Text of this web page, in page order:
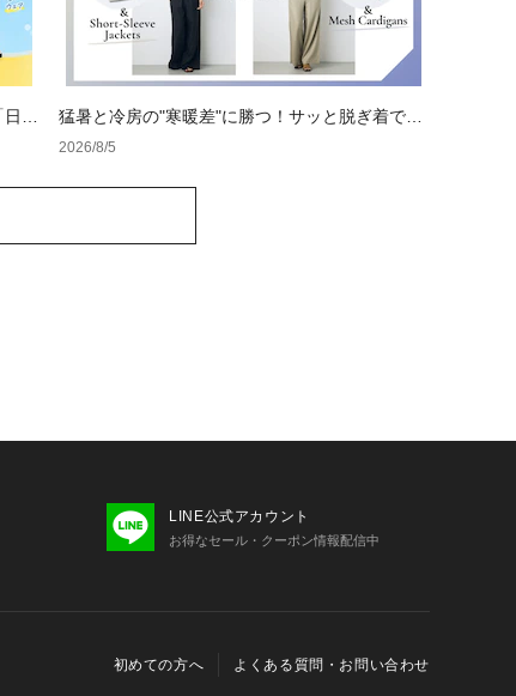
焼
猛暑と冷房の"寒暖差"に勝つ！サッと脱ぎ着でき
る体温調節コーデ
2026/8/5
LINE公式アカウント
お得なセール・クーポン情報配信中
初めての方へ よくある質問・お問い合わせ